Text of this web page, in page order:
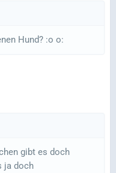
Hund? :o o:
gibt es doch
ja doch